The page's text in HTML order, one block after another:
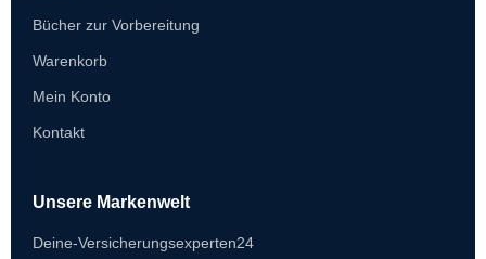
Bücher zur Vorbereitung
Warenkorb
Mein Konto
Kontakt
Unsere Markenwelt
Deine-Versicherungsexperten24